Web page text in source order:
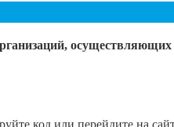
код или перейдите на